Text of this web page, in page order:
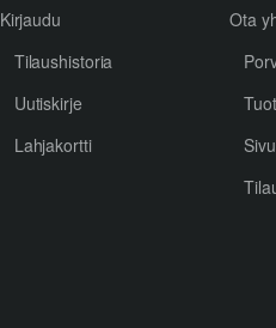
Kirjaudu
Tilaushistoria
Uutiskirje
Lahjakortti
Ota